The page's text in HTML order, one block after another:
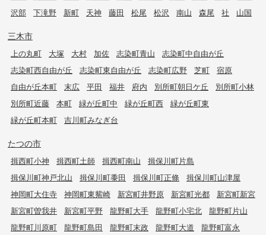
沢部
下滝野 新町 天神 藤田 松尾 松沢 南山 森尾 社 山国
三木市
上の丸町 大塚 大村 加佐 志染町青山
志染町中自由が丘
志染町西自由が丘
志染町東自由が丘 志染町広野 芝町
宿原
自由が丘本町
末広 平田 福井 府内 別所町朝日ケ丘
別所町小林
別所町近藤
本町 緑が丘町中 緑が丘町西
緑が丘町東
緑が丘町本町
吉川町みなぎ台
たつの市
揖西町小神 揖西町土師 揖西町南山
揖保川町片島
揖保川町神戸北山
揖保川町黍田 揖保川町正條
揖保川町山津屋
神岡町大住寺
神岡町東觜崎 新宮町井野原 新宮町光都
新宮町新宮
新宮町曽我井
新宮町平野 龍野町大手 龍野町小宅北
龍野町片山
龍野町川原町
龍野町島田 龍野町末政 龍野町大道
龍野町富永